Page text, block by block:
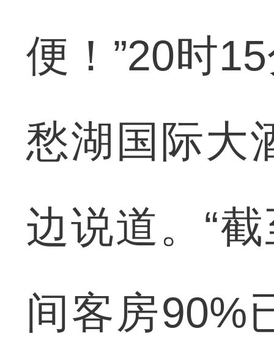
便！”20时
愁湖国际大
边说道。“
间客房90%